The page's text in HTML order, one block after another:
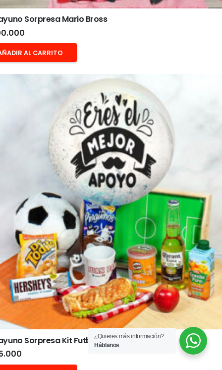
Sorpresa Mario Bross
AL CARRITO
Sorpresa Kit Futbolero¿Quieres más información?
Háblanos